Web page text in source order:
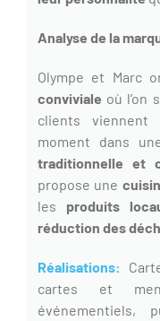
Analyse de la
Olympe et Marc
conviviale où l’on
clients
moment dans
traditionnelle et
propose une
les produits
réduction des
Réalisations:
cartes et
événementiels,